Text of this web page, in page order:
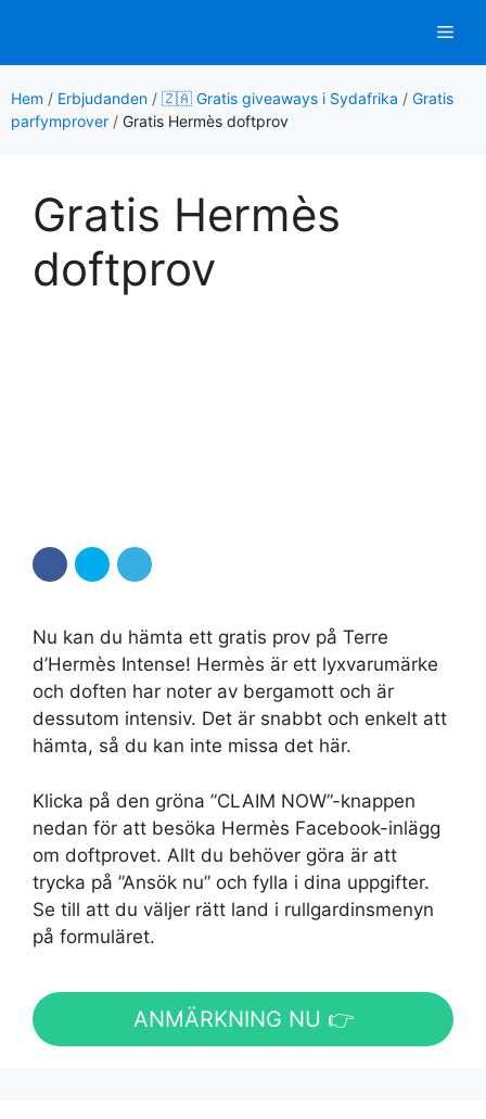
innehåll
Hem / Erbjudanden / 🇿🇦 Gratis giveaways i Sydafrika / Gratis
parfymprover / Gratis Hermès doftprov
Gratis Hermès
doftprov
Nu kan du hämta ett gratis prov på Terre
d’Hermès Intense! Hermès är ett lyxvarumärke
och doften har noter av bergamott och är
dessutom intensiv. Det är snabbt och enkelt att
hämta, så du kan inte missa det här.
Klicka på den gröna ”CLAIM NOW”-knappen
nedan för att besöka Hermès Facebook-inlägg
om doftprovet. Allt du behöver göra är att
trycka på ”Ansök nu” och fylla i dina uppgifter.
Se till att du väljer rätt land i rullgardinsmenyn
på formuläret.
ANMÄRKNING NU 👉